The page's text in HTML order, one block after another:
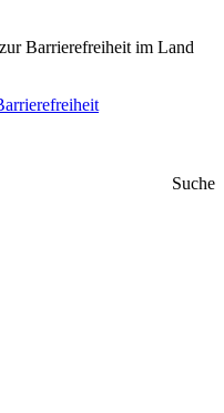
Barrierefreiheit im Land
Suche